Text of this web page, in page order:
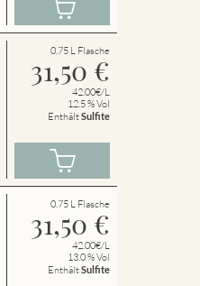
0.75 L Flasche
31,50 €
42.00€/L
12.5 % Vol
EnthältSulfite
0.75 L Flasche
31,50 €
42.00€/L
13.0 % Vol
EnthältSulfite